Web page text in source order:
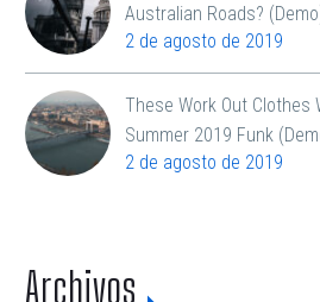
Australian Roads?
2 de agosto de 2019
These Work Out Clothes
Summer 2019 Funk
2 de agosto de 2019
Archivos